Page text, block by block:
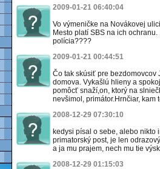
2009-01-21 06:40:04
Vo výmeničke na Novákovej
Mesto platí SBS na ich
polícia????
2009-01-21 00:44:51
Čo tak skúsiť pre bezdomovcov
domova. Vykašlú hlieny a
pomôcť snaží,on, ktorý na
nevšimol, primátor.Hrnčiar, kam
2008-12-29 07:30:10
kedysi písal o sebe, alebo nikto
primatorský post, je len
a ja mu prajem, nech mu tie
2008-12-29 01:15:03